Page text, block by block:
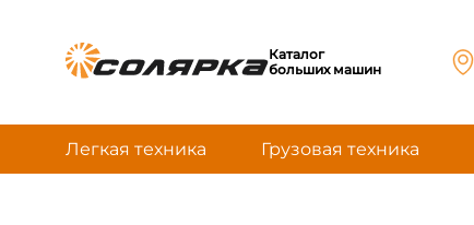
Каталог
больших машин
Легкая техника Грузовая техника